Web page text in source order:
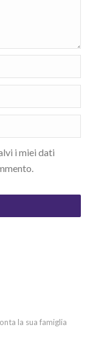
i miei dati
la sua famiglia